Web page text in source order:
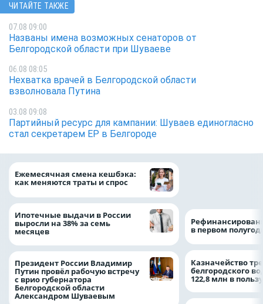
ЧИТАЙТЕ ТАКЖЕ
07.08 09:00
Названы имена возможных сенаторов от
Белгородской области при Шуваеве
06.08 08:05
Нехватка врачей в Белгородской области
взволновала Путина
03.08 09:08
Партийный ресурс для кампании: Шуваев единогласно
стал секретарем ЕР в Белгороде
Ежемесячная смена кешбэка:
как меняются траты и спрос
Ипотечные выдачи в России
выросли на 38% за семь
месяцев
Президент России Владимир
Путин провёл рабочую встречу
с врио губернатора
Белгородской области
Александром Шуваевым
в первом
Казначейство
белгородского
122,8 млн в